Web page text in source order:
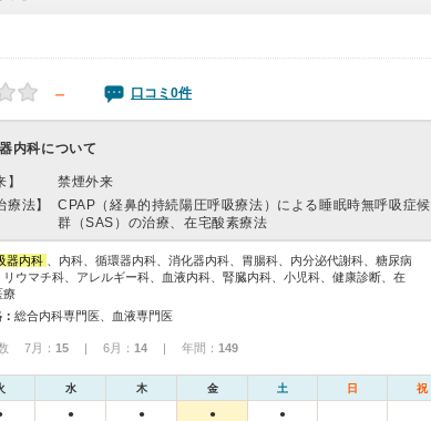
－ 口コミ0件
内科について
】
禁煙外来
療法】
CPAP（経鼻的持続陽圧呼吸療法）による睡眠時無呼吸症候
群（SAS）の治療、在宅酸素療法
器内科
、内科、循環器内科、消化器内科、胃腸科、内分泌代謝科、糖尿病
リウマチ科、アレルギー科、血液内科、腎臓内科、小児科、健康診断、在
療
総合内科専門医、血液専門医
7月： 15 | 6月： 14 | 年間： 149
水 木 金 土 日 祝
● ● ● ●